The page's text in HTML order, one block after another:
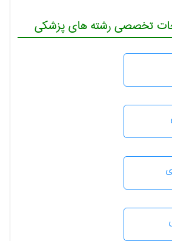
تخصصی رشته های پزشکی